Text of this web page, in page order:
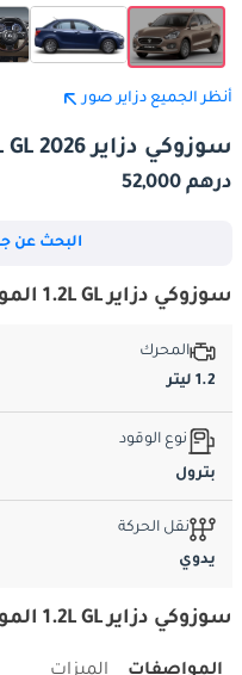
أنظر الجميع دزاير صور
سوزوكي دزاير 1.2L GL 2026
درهم 52,000
البحث عن
سوزوكي دزاير 1.2L GL المواصفات الأساسية
المحرك
1.2 ليتر
نوع الوقود
بترول
نقل الحركة
يدوي
سوزوكي دزاير 1.2L GL المواصفات والميزات